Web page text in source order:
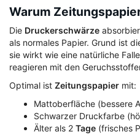
Warum
Die Druckerschwärze
als normales Papier. Grund ist
sie wirkt wie eine natürliche
reagieren mit den
Optimal ist Zeitungspapier mit:
Mattoberfläche (bessere
Schwarzer Druckfarbe
Älter als 2 Tage (frisches